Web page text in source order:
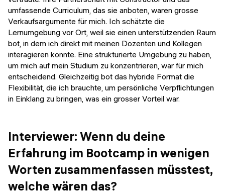
umfassende Curriculum, das sie anboten, waren grosse
Verkaufsargumente für mich. Ich schätzte die
Lernumgebung vor Ort, weil sie einen unterstützenden Raum
bot, in dem ich direkt mit meinen Dozenten und Kollegen
interagieren konnte. Eine strukturierte Umgebung zu haben,
um mich auf mein Studium zu konzentrieren, war für mich
entscheidend. Gleichzeitig bot das hybride Format die
Flexibilität, die ich brauchte, um persönliche Verpflichtungen
in Einklang zu bringen, was ein grosser Vorteil war.
Interviewer: Wenn du deine
Erfahrung im Bootcamp in wenigen
Worten zusammenfassen müsstest,
welche wären das?